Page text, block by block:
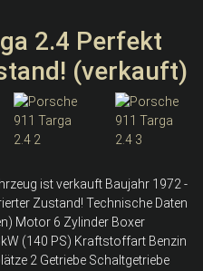
2.4 Perfekt
(verkauft)
ist verkauft Baujahr 1972 -
Zustand! Technische Daten
Motor 6 Zylinder Boxer
(140 PS) Kraftstoffart Benzin
2 Getriebe Schaltgetriebe